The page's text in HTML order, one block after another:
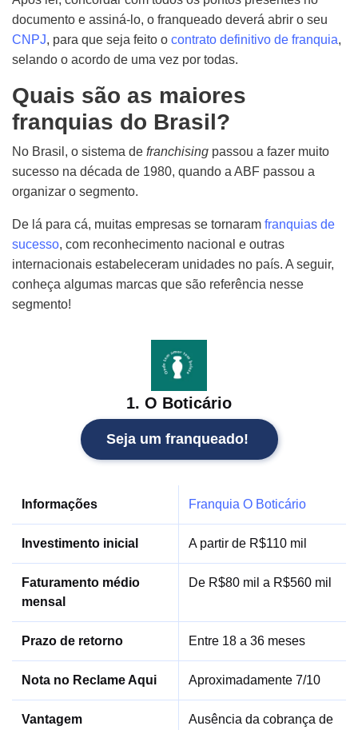
documento e assiná-lo, o franqueado deverá abrir o seu
CNPJ, para que seja feito o contrato definitivo de franquia,
selando o acordo de uma vez por todas.
Quais são as maiores
franquias do Brasil?
No Brasil, o sistema de franchising passou a fazer muito
sucesso na década de 1980, quando a ABF passou a
organizar o segmento.
De lá para cá, muitas empresas se tornaram franquias de
sucesso, com reconhecimento nacional e outras
internacionais estabeleceram unidades no país. A seguir,
conheça algumas marcas que são referência nesse
segmento!
1. O Boticário
Seja um franqueado!
Informações Franquia O Boticário
Investimento inicial A partir de R$110 mil
Faturamento médio
mensal
De R$80 mil a R$560 mil
Prazo de retorno Entre 18 a 36 meses
Nota no Reclame Aqui Aproximadamente 7/10
Vantagem
Ausência da cobrança de